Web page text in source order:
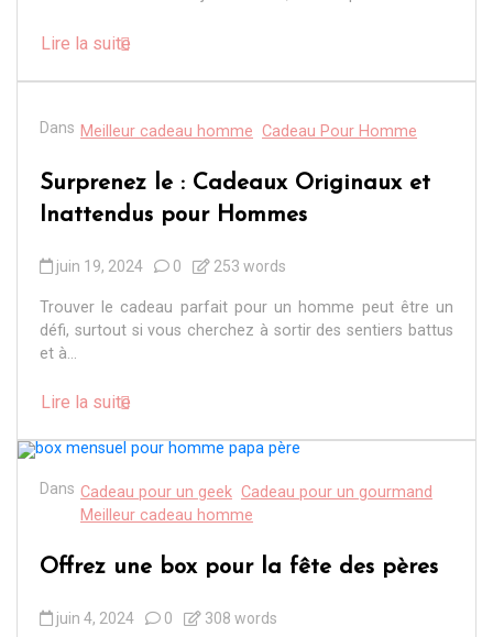
Lire la suite
Dans Meilleur cadeau homme Cadeau Pour Homme
Surprenez le : Cadeaux Originaux et
Inattendus pour Hommes
juin 19, 2024 0 253 words
Trouver le cadeau parfait pour un homme peut être un
défi, surtout si vous cherchez à sortir des sentiers battus
et à...
Lire la suite
Dans Cadeau pour un geek Cadeau pour un gourmand
Meilleur cadeau homme
Offrez une box pour la fête des pères
juin 4, 2024 0 308 words